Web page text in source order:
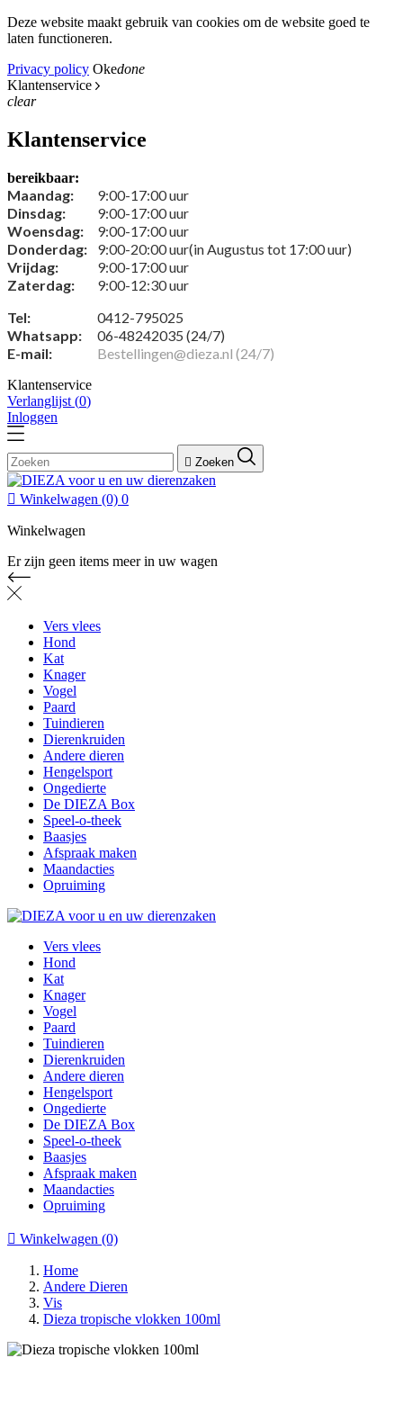
Deze website maakt gebruik van cookies om de website goed te
laten functioneren.
Privacy policy Okedone
Klantenservice
clear
Klantenservice
bereikbaar:
Maandag:
9:00-17:00 uur
Dinsdag:
9:00-17:00 uur
Woensdag:
9:00-17:00 uur
Donderdag:
9:00-20:00 uur(in Augustus tot 17:00 uur)
Vrijdag:
9:00-17:00 uur
Zaterdag:
9:00-12:30 uur
Tel:
0412-795025
Whatsapp:
06-48242035 (24/7)
E-mail:
Bestellingen@dieza.nl (24/7)
Klantenservice
Verlanglijst (0)
Inloggen
 Zoeken
 Winkelwagen (0) 0
Winkelwagen
Er zijn geen items meer in uw wagen
Vers vlees
Hond
Kat
Knager
Vogel
Paard
Tuindieren
Dierenkruiden
Andere dieren
Hengelsport
Ongedierte
De DIEZA Box
Speel-o-theek
Baasjes
Afspraak maken
Maandacties
Opruiming
Vers vlees
Hond
Kat
Knager
Vogel
Paard
Tuindieren
Dierenkruiden
Andere dieren
Hengelsport
Ongedierte
De DIEZA Box
Speel-o-theek
Baasjes
Afspraak maken
Maandacties
Opruiming
 Winkelwagen (0)
Home
Andere Dieren
Vis
Dieza tropische vlokken 100ml